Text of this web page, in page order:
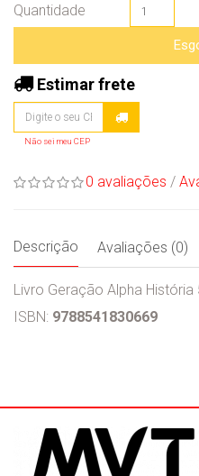
Quantidade
Estimar frete
Não sei meu CEP
0 avaliações /
Descrição Avaliações (0)
Livro Geração Alpha História
ISBN: 9788541830669